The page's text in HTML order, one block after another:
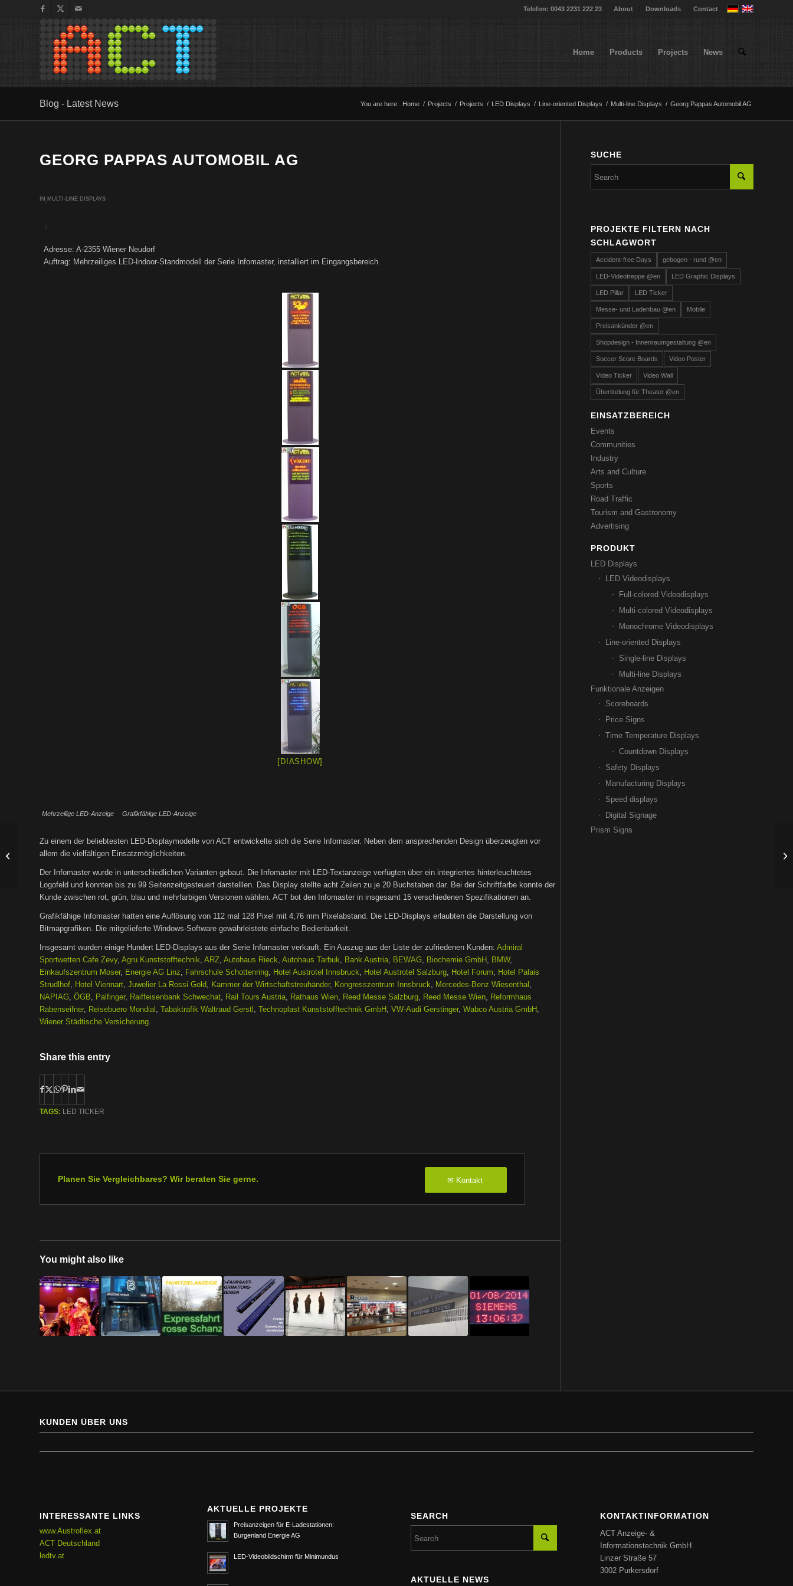
About Downloads Contact
Telefon: 0043 2231 222 23
Home Products Projects News
Blog - Latest News You are here: Home / Projects / Projects / LED Displays / Line-oriented Displays / Multi-line Displays / Georg Pappas Automobil AG
GEORG PAPPAS AUTOMOBIL AG
/
INMULTI-LINE DISPLAYS
/
Adresse: A-2355 Wiener Neudorf
Auftrag: Mehrzeiliges LED-Indoor-Standmodell der Serie Infomaster, installiert im Eingangsbereich.
[DIASHOW]
Mehrzeilige LED-Anzeige Grafikfähige LED-Anzeige
Zu einem der beliebtesten LED-Displaymodelle von ACT entwickelte sich die Serie Infomaster. Neben dem ansprechenden Design überzeugten vor
allem die vielfältigen Einsatzmöglichkeiten.
Der Infomaster wurde in unterschiedlichen Varianten gebaut. Die Infomaster mit LED-Textanzeige verfügten über ein integriertes hinterleuchtetes
Logofeld und konnten bis zu 99 Seitenzeitgesteuert darstelllen. Das Display stellte acht Zeilen zu je 20 Buchstaben dar. Bei der Schriftfarbe konnte der
Kunde zwischen rot, grün, blau und mehrfarbigen Versionen wählen. ACT bot den Infomaster in insgesamt 15 verschiedenen Spezifikationen an.
Grafikfähige Infomaster hatten eine Auflösung von 112 mal 128 Pixel mit 4,76 mm Pixelabstand. Die LED-Displays erlaubten die Darstellung von
Bitmapgrafiken. Die mitgelieferte Windows-Software gewährleistete einfache Bedienbarkeit.
Insgesamt wurden einige Hundert LED-Displays aus der Serie Infomaster verkauft. Ein Auszug aus der Liste der zufriedenen Kunden: Admiral
Sportwetten Cafe Zevy, Agru Kunststofftechnik, ARZ, Autohaus Rieck, Autohaus Tarbuk, Bank Austria, BEWAG, Biochemie GmbH , BMW,
Einkaufszentrum Moser, Energie AG Linz, Fahrschule Schottenring, Hotel Austrotel Innsbruck, Hotel Austrotel Salzburg, Hotel Forum, Hotel Palais
Strudlhof, Hotel Viennart, Juwelier La Rossi Gold, Kammer der Wirtschaftstreuhänder, Kongresszentrum Innsbruck, Mercedes-Benz Wiesenthal ,
NAPIAG, ÖGB, Palfinger, Raiffeisenbank Schwechat, Rail Tours Austria, Rathaus Wien, Reed Messe Salzburg, Reed Messe Wien, Reformhaus
Rabenseifner, Reisebuero Mondial , Tabaktrafik Waltraud Gerstl , Technoplast Kunststofftechnik GmbH , VW-Audi Gerstinger, Wabco Austria GmbH ,
Wiener Städtische Versicherung.
Share this entry
TAGS: LED TICKER
Planen Sie Vergleichbares? Wir beraten Sie gerne. ✉ Kontakt
You might also like
SUCHE
PROJEKTE FILTERN NACH
SCHLAGWORT
Accident-free Days gebogen - rund @en
LED-Videotreppe @en LED Graphic Displays
LED Pillar LED Ticker
Messe- und Ladenbau @en Mobile
Preisankünder @en
Shopdesign - Innenraumgestaltung @en
Soccer Score Boards Video Poster
Video Ticker Video Wall
Übertitelung für Theater @en
EINSATZBEREICH
Events
Communities
Industry
Arts and Culture
Sports
Road Traffic
Tourism and Gastronomy
Advertising
PRODUKT
LED Displays
LED Videodisplays
Full-colored Videodisplays
Multi-colored Videodisplays
Monochrome Videodisplays
Line-oriented Displays
Single-line Displays
Multi-line Displays
Funktionale Anzeigen
Scoreboards
Price Signs
Time Temperature Displays
Countdown Displays
Safety Displays
Manufacturing Displays
Speed displays
Digital Signage
Prism Signs
KUNDEN ÜBER UNS
INTERESSANTE LINKS
www.Austroflex.at
ACT Deutschland
ledtv.at
AKTUELLE PROJEKTE
Preisanzeigen für E-Ladestationen:
Burgenland Energie AG
LED-Videobildschirm für Minimundus
SEARCH
AKTUELLE NEWS
KONTAKTINFORMATION
ACT Anzeige- &
Informationstechnik GmbH
Linzer Straße 57
3002 Purkersdorf
Mercedes-Benz